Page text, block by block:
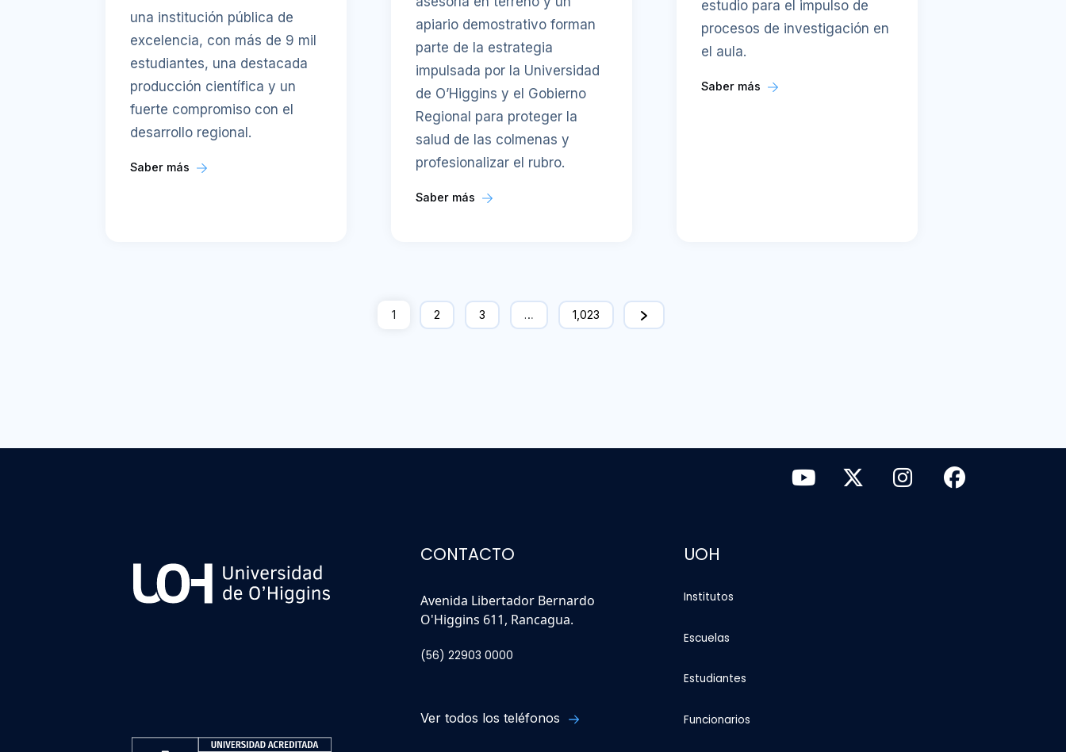
una institución pública de
excelencia, con más de 9 mil
estudiantes, una destacada
producción científica y un
fuerte compromiso con el
desarrollo regional.
Saber más
apiario demostrativo forman
parte de la estrategia
impulsada por la Universidad
de O’Higgins y el Gobierno
Regional para proteger la
salud de las colmenas y
profesionalizar el rubro.
Saber más
estudio para el impulso de
procesos de investigación en
el aula.
Saber más
1 2 3 … 1,023
CONTACTO
Avenida Libertador Bernardo
O'Higgins 611, Rancagua.
(56) 22903 0000
Ver todos los teléfonos
UOH
Institutos
Escuelas
Estudiantes
Funcionarios